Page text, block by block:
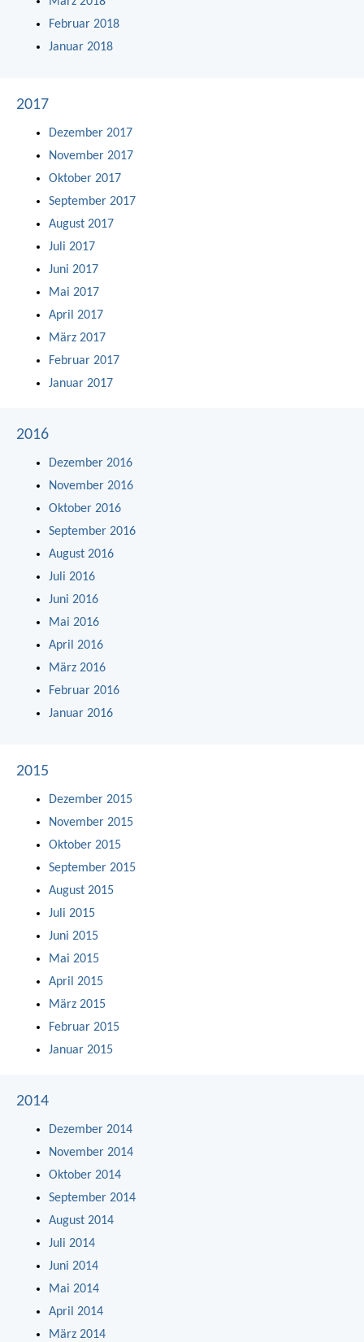
Februar 2018
Januar 2018
2017
Dezember 2017
November 2017
Oktober 2017
September 2017
August 2017
Juli 2017
Juni 2017
Mai 2017
April 2017
März 2017
Februar 2017
Januar 2017
2016
Dezember 2016
November 2016
Oktober 2016
September 2016
August 2016
Juli 2016
Juni 2016
Mai 2016
April 2016
März 2016
Februar 2016
Januar 2016
2015
Dezember 2015
November 2015
Oktober 2015
September 2015
August 2015
Juli 2015
Juni 2015
Mai 2015
April 2015
März 2015
Februar 2015
Januar 2015
2014
Dezember 2014
November 2014
Oktober 2014
September 2014
August 2014
Juli 2014
Juni 2014
Mai 2014
April 2014
März 2014